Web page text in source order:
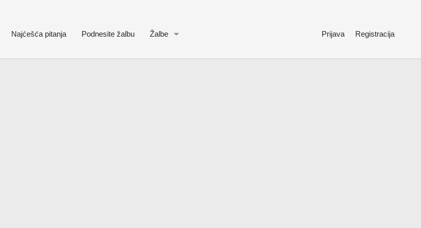
Najćešća pitanja Podnesite žalbu Žalbe Prijava Registracija